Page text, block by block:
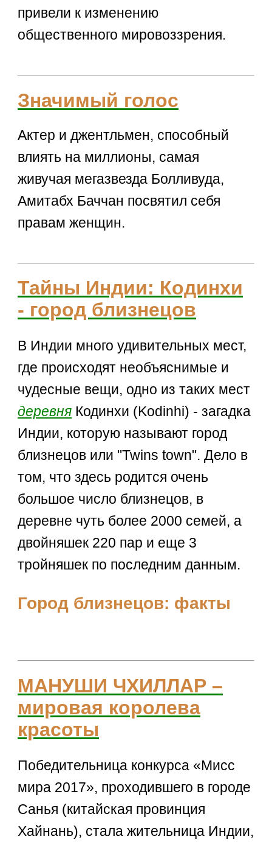
привели к изменению
общественного мировоззрения.
Значимый голос
Актер и джентльмен, способный
влиять на миллионы, самая
живучая мегазвезда Болливуда,
Амитабх Баччан посвятил себя
правам женщин.
Тайны Индии: Кодинхи
- город близнецов
В Индии много удивительных мест,
где происходят необъяснимые и
чудесные вещи, одно из таких мест
деревня Кодинхи (Kodinhi) - загадка
Индии, которую называют город
близнецов или "Twins town". Дело в
том, что здесь родится очень
большое число близнецов, в
деревне чуть более 2000 семей, а
двойняшек 220 пар и еще 3
тройняшек по последним данным.
Город близнецов: факты
МАНУШИ ЧХИЛЛАР –
мировая королева
красоты
Победительница конкурса «Мисс
мира 2017», проходившего в городе
Санья (китайская провинция
Хайнань), стала жительница Индии,